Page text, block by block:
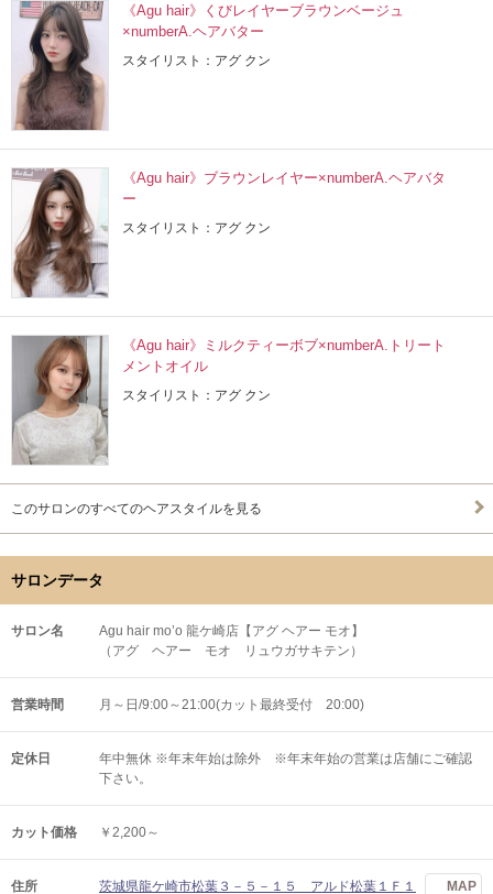
《Agu hair》くびレイヤーブラウンベージュ
×numberA.ヘアバター
スタイリスト：アグ クン
《Agu hair》ブラウンレイヤー×numberA.ヘアバタ
ー
スタイリスト：アグ クン
《Agu hair》ミルクティーボブ×numberA.トリート
メントオイル
スタイリスト：アグ クン
このサロンのすべてのヘアスタイルを見る
サロンデータ
サロン名
Agu hair mo’o 龍ケ崎店【アグ ヘアー モオ】
（アグ ヘアー モオ リュウガサキテン）
営業時間 月～日/9:00～21:00(カット最終受付 20:00)
定休日
年中無休 ※年末年始は除外 ※年末年始の営業は店舗にご確認
下さい。
カット価格 ￥2,200～
住所 茨城県龍ケ崎市松葉３－５－１５ アルド松葉１Ｆ１ MAP